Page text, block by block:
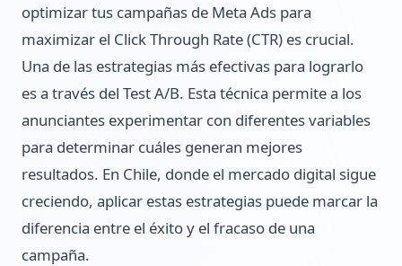
optimizar tus campañas de Meta Ads para
maximizar el Click Through Rate (CTR) es crucial.
Una de las estrategias más efectivas para lograrlo
es a través del Test A/B. Esta técnica permite a los
anunciantes experimentar con diferentes variables
para determinar cuáles generan mejores
resultados. En Chile, donde el mercado digital sigue
creciendo, aplicar estas estrategias puede marcar la
diferencia entre el éxito y el fracaso de una
campaña.